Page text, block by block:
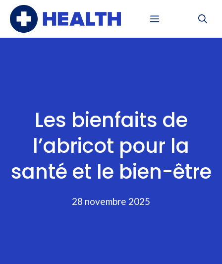
Aller
contenu
Menu
Les bienfaits de
l’abricot pour la
santé et le bien-être
28 novembre 2025